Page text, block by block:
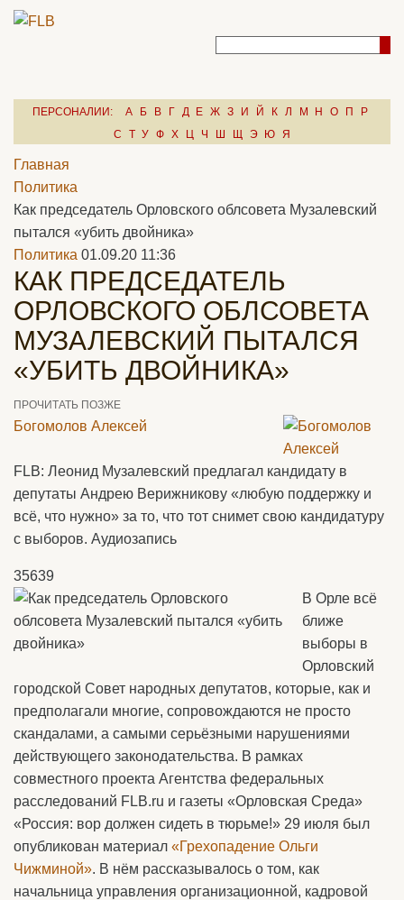
ПЕРСОНАЛИИ: А Б В Г Д Е Ж З И Й К Л М Н О П
Р
С
Т У Ф Х Ц Ч Ш Щ Э Ю Я
Главная
Политика
Как председатель Орловского облсовета Музалевский
пытался «убить двойника»
Политика 01.09.20 11:36
КАК ПРЕДСЕДАТЕЛЬ
ОРЛОВСКОГО ОБЛСОВЕТА
МУЗАЛЕВСКИЙ ПЫТАЛСЯ
«УБИТЬ ДВОЙНИКА»
ПРОЧИТАТЬ ПОЗЖЕ
Богомолов Алексей
FLB: Леонид Музалевский предлагал кандидату в
депутаты Андрею Верижникову «любую поддержку и
всё, что нужно» за то, что тот снимет свою кандидатуру
с выборов. Аудиозапись
35639
В Орле всё
ближе
выборы в
Орловский
городской Совет народных депутатов, которые, как и
предполагали многие, сопровождаются не просто
скандалами, а самыми серьёзными нарушениями
действующего законодательства. В рамках
совместного проекта Агентства федеральных
расследований FLB.ru и газеты «Орловская Среда»
«Россия: вор должен сидеть в тюрьме!» 29 июля был
опубликован материал «Грехопадение Ольги
Чижминой». В нём рассказывалось о том, как
начальница управления организационной, кадровой